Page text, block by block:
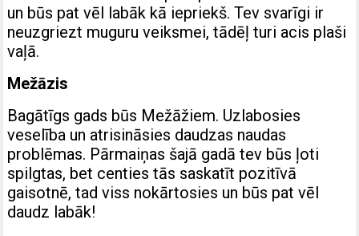
un būs pat vēl labāk kā iepriekš. Tev svarīgi ir
neuzgriezt muguru veiksmei, tādēļ turi acis plaši
vaļā.
Mežāzis
Bagātīgs gads būs Mežāžiem. Uzlabosies
veselība un atrisināsies daudzas naudas
problēmas. Pārmaiņas šajā gadā tev būs ļoti
spilgtas, bet centies tās saskatīt pozitīvā
gaisotnē, tad viss nokārtosies un būs pat vēl
daudz labāk!